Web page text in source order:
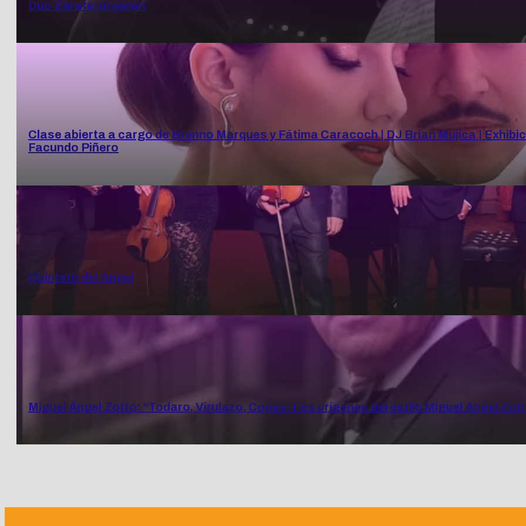
Dúo Zárate-Angeleri
Clase abierta a cargo de Brenno Marques y Fátima Caracoch | DJ Brian Mujica |
Facundo Piñero
Quinteto del Ángel
Miguel Ángel Zotto: “Todaro, Virulazo, Copes: Los orígenes del estilo Miguel Angel